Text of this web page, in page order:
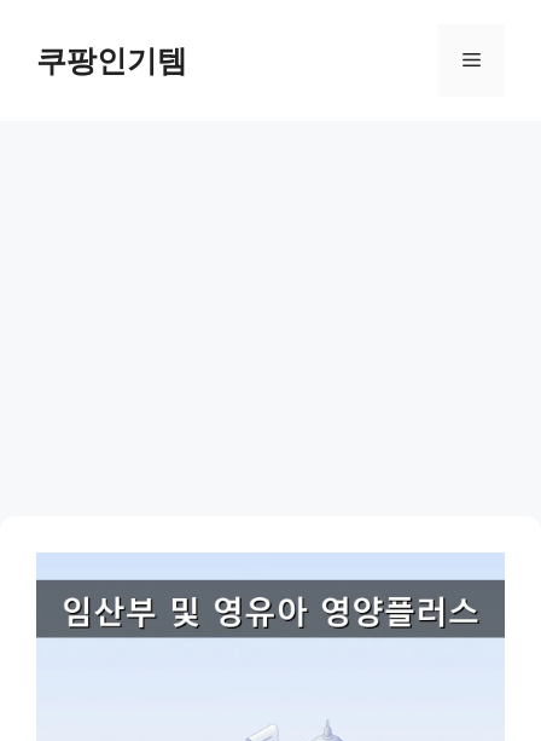
쿠팡인기템 메